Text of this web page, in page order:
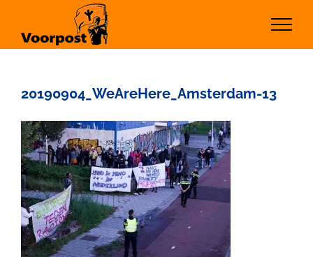
inhoud
20190904_WeAreHere_Amsterdam-13